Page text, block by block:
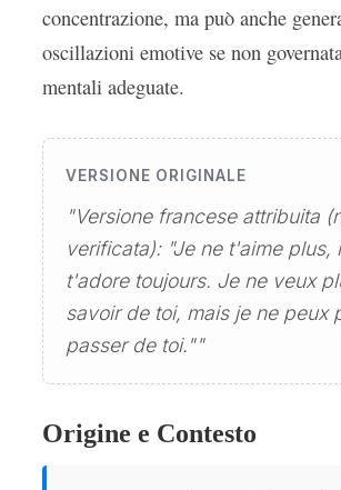
concentrazione, ma può anche
oscillazioni emotive se non
mentali adeguate.
VERSIONE ORIGINALE
"Versione francese attribuita
verificata): "Je ne t'aime plus,
t'adore toujours. Je ne veux
savoir de toi, mais je ne peux
passer de toi.""
Origine e Contesto